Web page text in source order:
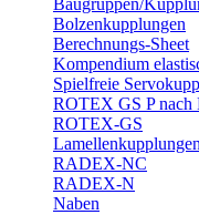
Baugruppen/
Bolzenkupplungen
Berechnungs-Sheet
Kompendium
Spielfreie
ROTEX GS P nach
ROTEX-GS
Lamellenkupplungen
RADEX-NC
RADEX-N
Naben